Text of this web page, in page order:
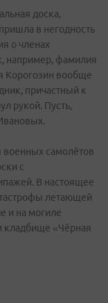
доска,
в негодность
о членах
например, фамилия
Корогозин вообще
причастный к
рукой. Пусть,
военных самолётов
с
В настоящее
летающей
и на могиле
«Чёрная